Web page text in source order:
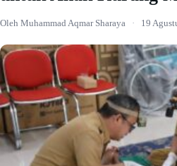
Oleh Muhammad Aqmar Sharaya · 19